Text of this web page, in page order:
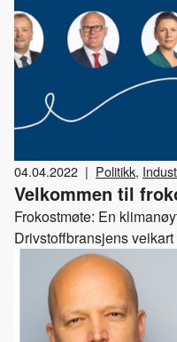
04.04.2022 | Politikk,
Frokostmøte,
Velkommen til
Frokostmøte: En
Drivstoffbransjens